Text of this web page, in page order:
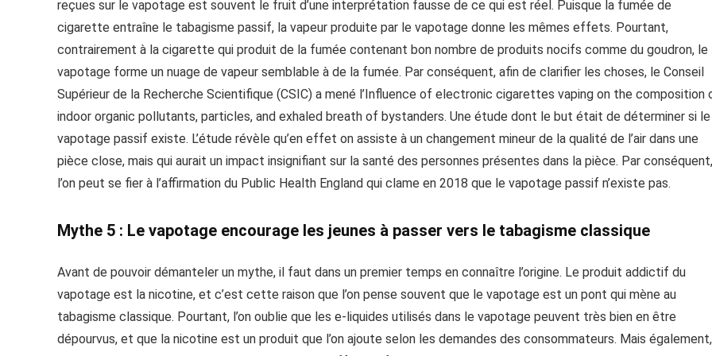
reçues sur le vapotage est souvent le fruit d’une interprétation fausse de ce qui est réel. Puisque la fumée de
cigarette entraîne le tabagisme passif, la vapeur produite par le vapotage donne les mêmes effets. Pourtant,
contrairement à la cigarette qui produit de la fumée contenant bon nombre de produits nocifs comme du goudron, le
vapotage forme un nuage de vapeur semblable à de la fumée. Par conséquent, afin de clarifier les choses, le Conseil
Supérieur de la Recherche Scientifique (CSIC) a mené l’Influence of electronic cigarettes vaping on the composition
indoor organic pollutants, particles, and exhaled breath of bystanders. Une étude dont le but était de déterminer si le
vapotage passif existe. L’étude révèle qu’en effet on assiste à un changement mineur de la qualité de l’air dans une
pièce close, mais qui aurait un impact insignifiant sur la santé des personnes présentes dans la pièce. Par conséquent,
l’on peut se fier à l’affirmation du Public Health England qui clame en 2018 que le vapotage passif n’existe pas.
Mythe 5 : Le vapotage encourage les jeunes à passer vers le tabagisme classique
Avant de pouvoir démanteler un mythe, il faut dans un premier temps en connaître l’origine. Le produit addictif du
vapotage est la nicotine, et c’est cette raison que l’on pense souvent que le vapotage est un pont qui mène au
tabagisme classique. Pourtant, l’on oublie que les e-liquides utilisés dans le vapotage peuvent très bien en être
dépourvus, et que la nicotine est un produit que l’on ajoute selon les demandes des consommateurs. Mais également,